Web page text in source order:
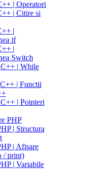
| Operatori
| Citire si
|
if
|
Switch
| While
| Functii
| Pointeri
PHP
| Structura
| Afisare
/ print)
| Variabile